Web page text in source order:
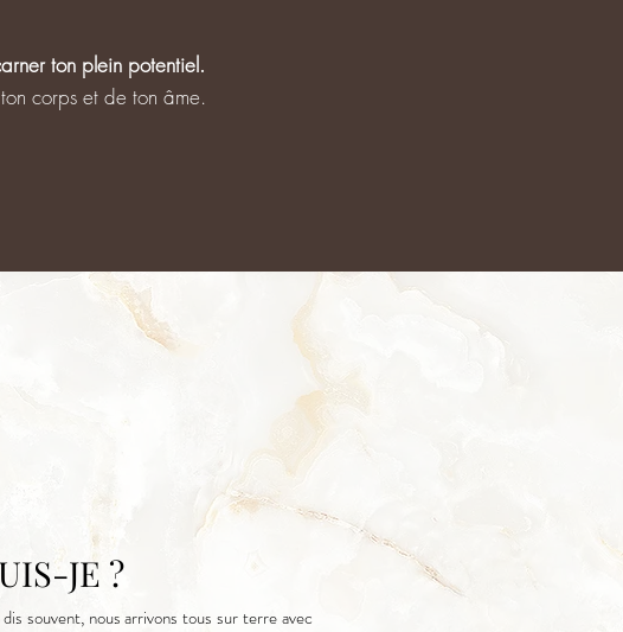
ton plein potentiel.
ton corps et de ton âme.
JE ?
souvent, nous arrivons tous sur terre avec